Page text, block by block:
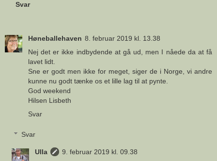
Svar
Høneballehaven 8. februar 2019 kl. 13.38
Nej det er ikke indbydende at gå ud, men I nåede da at få
lavet lidt.
Sne er godt men ikke for meget, siger de i Norge, vi andre
kunne nu godt tænke os et lille lag til at pynte.
God weekend
Hilsen Lisbeth
Svar
Svar
Ulla 9. februar 2019 kl. 09.38